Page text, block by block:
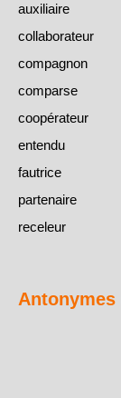
auxiliaire
collaborateur
compagnon
comparse
coopérateur
entendu
fautrice
partenaire
receleur
Antonymes